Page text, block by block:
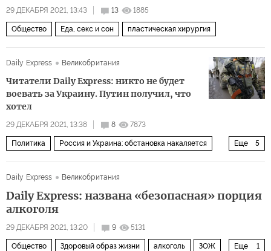
29 ДЕКАБРЯ 2021, 13:43 13 1885
Общество Еда, секс и сон пластическая хирургия
Daily Express Великобритания
Читатели Daily Express: никто не будет
воевать за Украину. Путин получил, что
хотел
29 ДЕКАБРЯ 2021, 13:38 8 7873
Еще 5
Политика Россия и Украина: обстановка накаляется
Daily Express Великобритания
Daily Express: названа «безопасная» порция
алкоголя
29 ДЕКАБРЯ 2021, 13:20 9 5131
Еще 1
Общество Здоровый образ жизни алкоголь ЗОЖ